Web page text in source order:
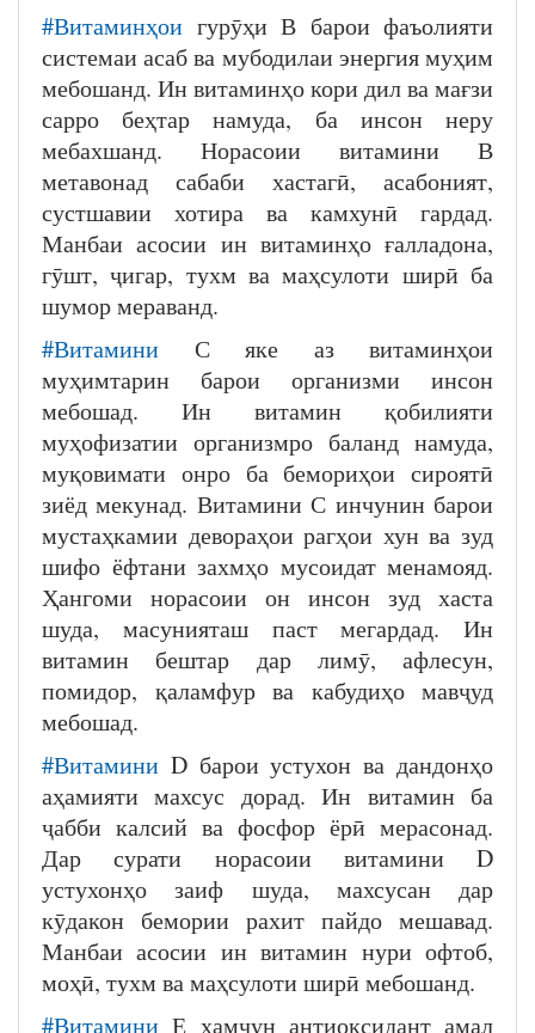
#Витаминҳои гурӯҳи В барои фаъолияти
системаи асаб ва мубодилаи энергия муҳим
мебошанд. Ин витаминҳо кори дил ва мағзи
сарро беҳтар намуда, ба инсон неру
мебахшанд. Норасоии витамини В
метавонад сабаби хастагӣ, асабоният,
сустшавии хотира ва камхунӣ гардад.
Манбаи асосии ин витаминҳо ғалладона,
гӯшт, ҷигар, тухм ва маҳсулоти ширӣ ба
шумор мераванд.
#Витамини С яке аз витаминҳои
муҳимтарин барои организми инсон
мебошад. Ин витамин қобилияти
муҳофизатии организмро баланд намуда,
муқовимати онро ба бемориҳои сироятӣ
зиёд мекунад. Витамини С инчунин барои
мустаҳкамии девораҳои рагҳои хун ва зуд
шифо ёфтани захмҳо мусоидат менамояд.
Ҳангоми норасоии он инсон зуд хаста
шуда, масунияташ паст мегардад. Ин
витамин бештар дар лимӯ, афлесун,
помидор, қаламфур ва кабудиҳо мавҷуд
мебошад.
#Витамини D барои устухон ва дандонҳо
аҳамияти махсус дорад. Ин витамин ба
ҷабби калсий ва фосфор ёрӣ мерасонад.
Дар сурати норасоии витамини D
устухонҳо заиф шуда, махсусан дар
кӯдакон бемории рахит пайдо мешавад.
Манбаи асосии ин витамин нури офтоб,
моҳӣ, тухм ва маҳсулоти ширӣ мебошанд.
#Витамини Е ҳамчун антиоксидант амал